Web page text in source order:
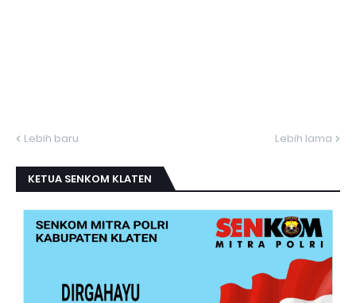
Lebih baru Lebih lama
KETUA SENKOM KLATEN